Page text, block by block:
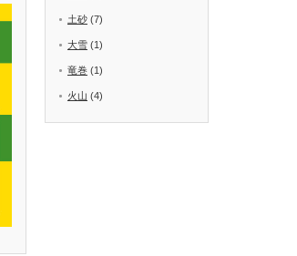
土砂 (7)
大雪 (1)
竜巻 (1)
火山 (4)